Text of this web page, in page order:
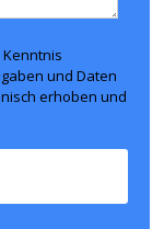
und Daten
erhoben und